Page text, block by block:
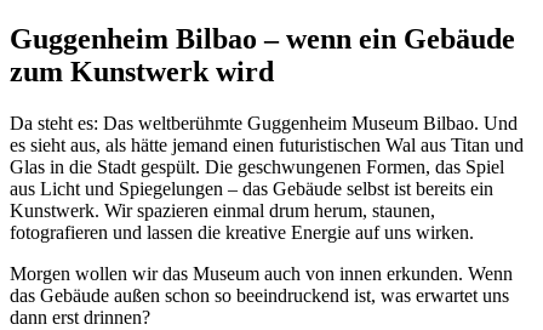
Guggenheim Bilbao – wenn ein Gebäude
zum Kunstwerk wird
Da steht es: Das weltberühmte Guggenheim Museum Bilbao. Und
es sieht aus, als hätte jemand einen futuristischen Wal aus Titan und
Glas in die Stadt gespült. Die geschwungenen Formen, das Spiel
aus Licht und Spiegelungen – das Gebäude selbst ist bereits ein
Kunstwerk. Wir spazieren einmal drum herum, staunen,
fotografieren und lassen die kreative Energie auf uns wirken.
Morgen wollen wir das Museum auch von innen erkunden. Wenn
das Gebäude außen schon so beeindruckend ist, was erwartet uns
dann erst drinnen?